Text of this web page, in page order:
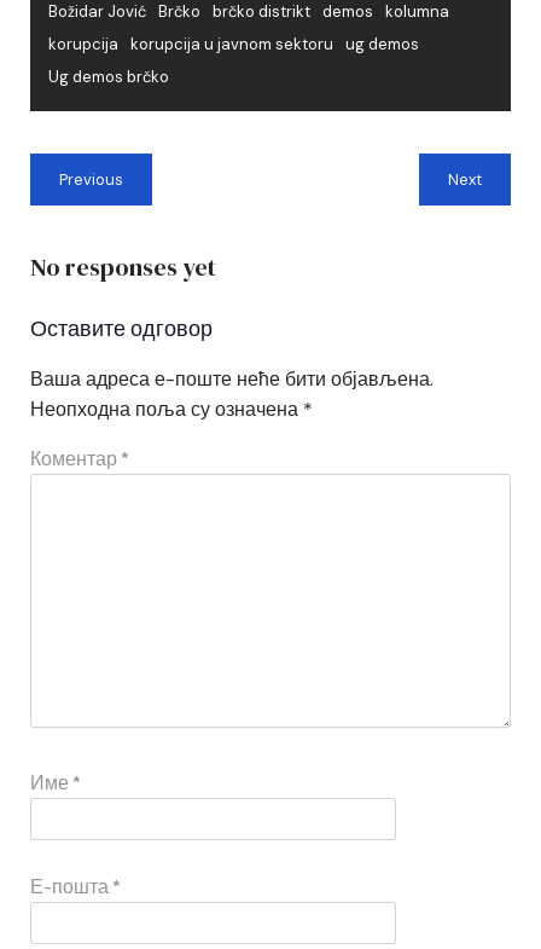
Božidar Jović Brčko brčko distrikt demos
kolumna
korupcija
korupcija u javnom sektoru
ug demos
Ug demos brčko
Previous Next
No responses yet
Оставите одговор
Ваша адреса е-поште неће бити објављена.
Неопходна поља су означена *
Коментар *
Име *
Е-пошта *